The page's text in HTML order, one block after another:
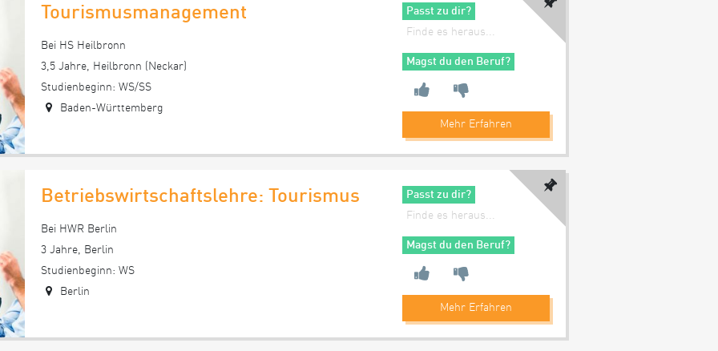
Tourismusmanagement
Bei HS Heilbronn
3,5 Jahre, Heilbronn (Neckar)
Studienbeginn: WS/SS
Baden-Württemberg
Passt zu dir?
Finde es heraus...
Magst du den Beruf?
Mehr Erfahren
Betriebswirtschaftslehre: Tourismus
Bei HWR Berlin
3 Jahre, Berlin
Studienbeginn: WS
Berlin
Passt zu dir?
Finde es heraus...
Magst du den Beruf?
Mehr Erfahren